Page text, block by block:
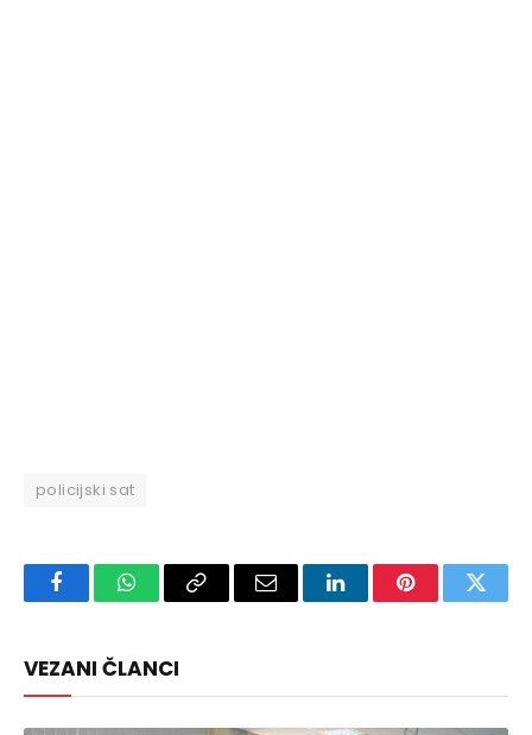
policijski sat
FacebookWhatsAppCopy
Email LinkedInPinterest
VEZANI ČLANCI